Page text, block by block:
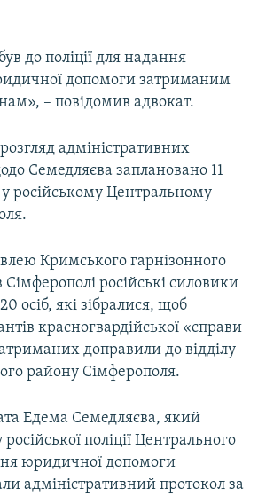
до поліції для надання
допомоги затриманим
– повідомив адвокат.
адміністративних
Семедляєва заплановано 11
російському Центральному
Кримського гарнізонного
Сімферополі російські силовики
осіб, які зібралися, щоб
красногвардійської «справи
доправили до відділу
району Сімферополя.
Едема Семедляєва, який
поліції Центрального
юридичної допомоги
адміністративний протокол за